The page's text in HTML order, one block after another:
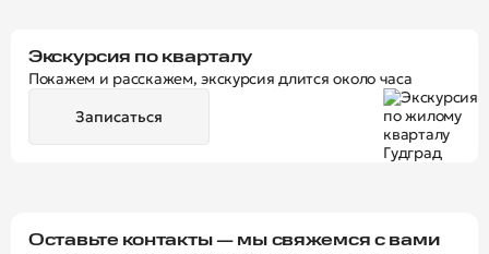
Экскурсия по кварталу
Покажем и расскажем, экскурсия длится около часа
Записаться
Оставьте контакты — мы свяжемся с вами